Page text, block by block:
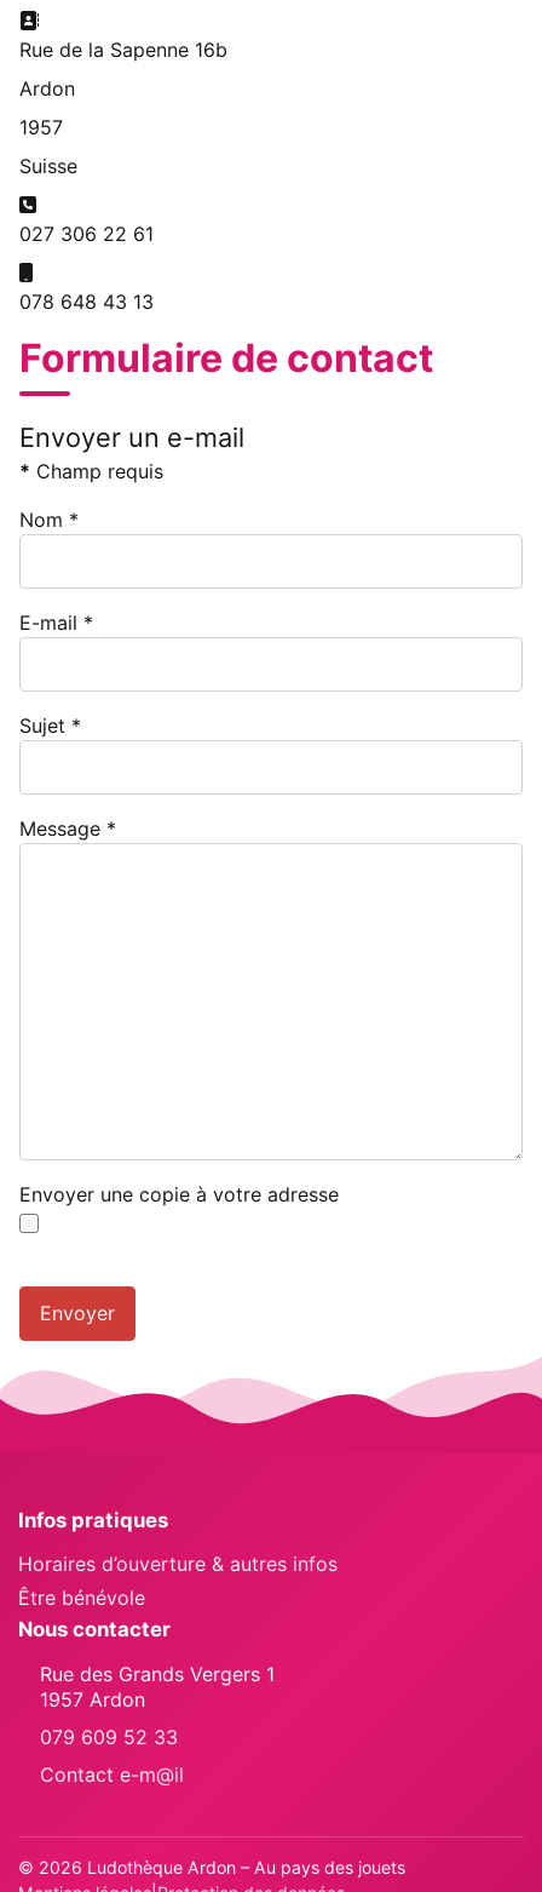
Adresse:
Rue de la Sapenne 16b
Ardon
1957
Suisse
Téléphone:
027 306 22 61
078 648 43 13
Formulaire de contact
Envoyer un e-mail
* Champ requis
Nom *
E-mail *
Sujet *
Message *
Envoyer une copie à votre adresse
Envoyer
Infos pratiques
Horaires d’ouverture & autres infos
Être bénévole
Nous contacter
Rue des Grands Vergers 1
1957 Ardon
079 609 52 33
Contact e-m@il
© 2026 Ludothèque Ardon – Au pays des jouets